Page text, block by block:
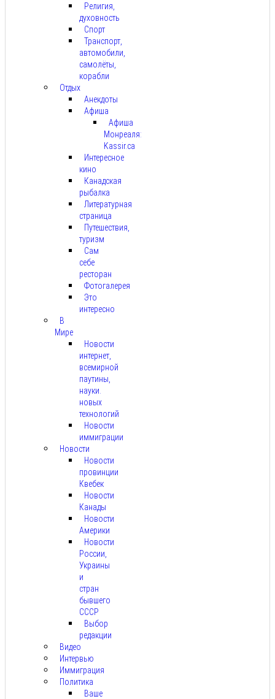
Религия,
духовность
Спорт
Транспорт,
автомобили,
самолёты,
корабли
Отдых
Анекдоты
Афиша
Афиша
Монреаля:
Kassir.ca
Интересное
кино
Канадская
рыбалка
Литературная
страница
Путешествия,
туризм
Сам
себе
ресторан
Фотогалерея
Это
интересно
В
Мире
Новости
интернет,
всемирной
паутины,
науки.
новых
технологий
Новости
иммиграции
Новости
Новости
провинции
Квебек
Новости
Канады
Новости
Америки
Новости
России,
Украины
и
стран
бывшего
СССР
Выбор
редакции
Видео
Интервью
Иммиграция
Политика
Ваше